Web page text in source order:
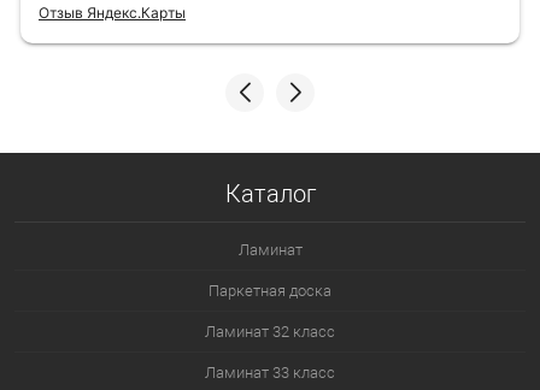
Отзыв Яндекс.Карты
Каталог
Ламинат
Паркетная доска
Ламинат 32 класс
Ламинат 33 класс